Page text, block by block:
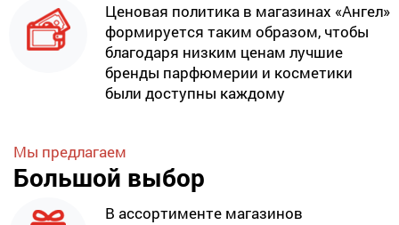
Ценовая политика в магазинах «Ангел»
формируется таким образом, чтобы
благодаря низким ценам лучшие
бренды парфюмерии и косметики
были доступны каждому
Мы предлагаем
Большой выбор
В ассортименте магазинов